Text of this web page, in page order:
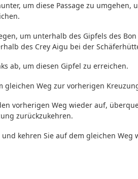
um diese Passage zu
um unterhalb des Gipfels des
des Crey Aigu bei der
ab, um diesen Gipfel zu erreichen.
gleichen Weg zur vorherigen
vorherigen Weg wieder auf,
zurückzukehren.
kehren Sie auf dem gleichen